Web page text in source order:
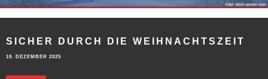
SICHER DURCH DIE WEIHNACHTSZEIT
18. DEZEMBER 2025